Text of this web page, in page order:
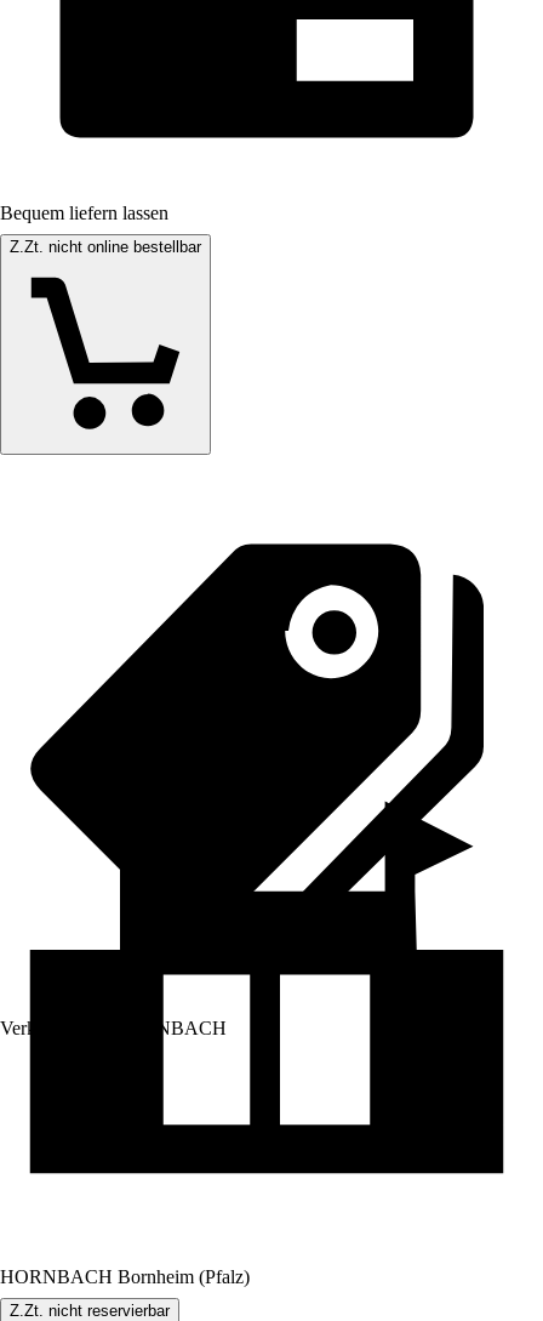
Bequem liefern lassen
Z.Zt. nicht online bestellbar
Verkauf durch: HORNBACH
HORNBACH Bornheim (Pfalz)
Z.Zt. nicht reservierbar